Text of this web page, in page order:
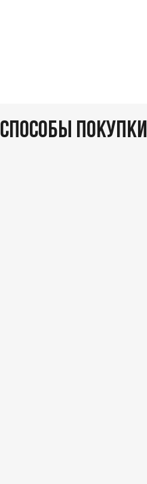
СПОСОБЫ ПОКУПКИ